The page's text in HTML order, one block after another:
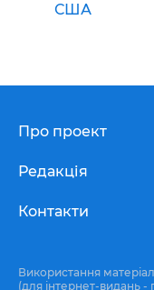
США
Про проект
Редакція
Контакти
Використання
(для інтернет-видань -